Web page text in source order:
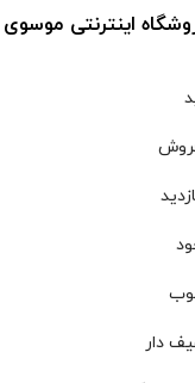
اینترنتی موسوی
دار